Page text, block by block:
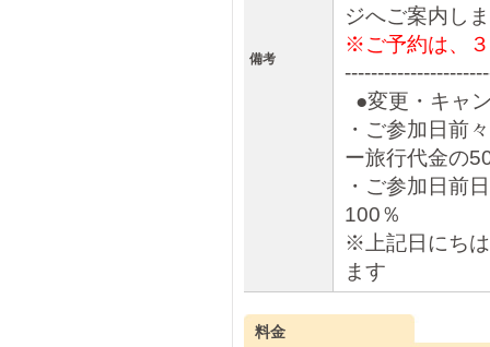
備考
ジへご案内し
※ご予約は、
●変更・キャ
・ご参加日前
ー旅行代金の
・ご参加日前
100％
※上記日にち
ます
料金